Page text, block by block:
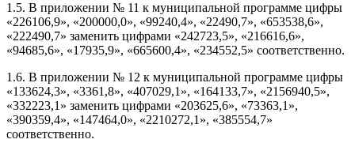
1.5. В приложении № 11 к муниципальной программе цифры
«226106,9», «200000,0», «99240,4», «22490,7», «653538,6»,
«222490,7» заменить цифрами «242723,5», «216616,6»,
«94685,6», «17935,9», «665600,4», «234552,5» соответственно.
1.6. В приложении № 12 к муниципальной программе цифры
«133624,3», «3361,8», «407029,1», «164133,7», «2156940,5»,
«332223,1» заменить цифрами «203625,6», «73363,1»,
«390359,4», «147464,0», «2210272,1», «385554,7»
соответственно.